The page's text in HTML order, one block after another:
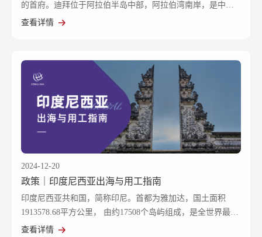
的首府。迪拜位于阿拉伯半岛中部，阿拉伯湾南岸，是中东
地区经济和金融中心。
查看详情
2024-12-20
政策｜印度尼西亚出海与用工指南
印度尼西亚共和国，简称印尼。首都为雅加达，国土面积
1913578.68平方公里， 由约17508个岛屿组成，是全世界最大
的群岛国家。
查看详情